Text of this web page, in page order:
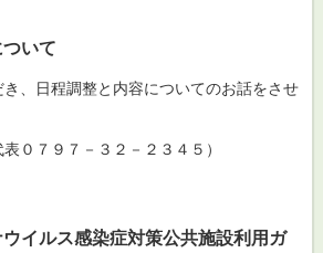
いて
、日程調整と内容についてのお話をさせ
７９７－３２－２３４５）
イルス感染症対策公共施設利用ガ